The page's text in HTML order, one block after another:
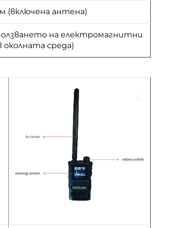
(включена антена)
на електромагнитни
околната среда)